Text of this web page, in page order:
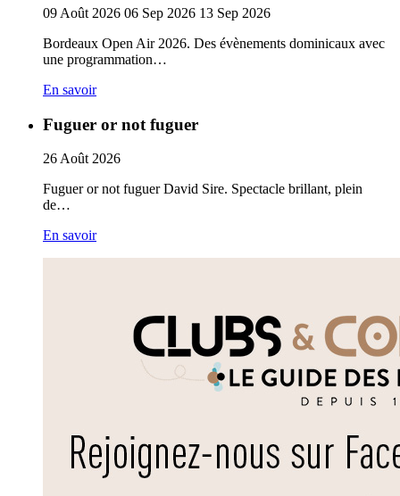
09 Août 2026 06 Sep 2026 13 Sep 2026
Bordeaux Open Air 2026. Des évènements dominicaux avec
une programmation…
En savoir
Fuguer or not fuguer
26Août 2026
Fuguer or not fuguer David Sire. Spectacle brillant, plein
de…
En savoir